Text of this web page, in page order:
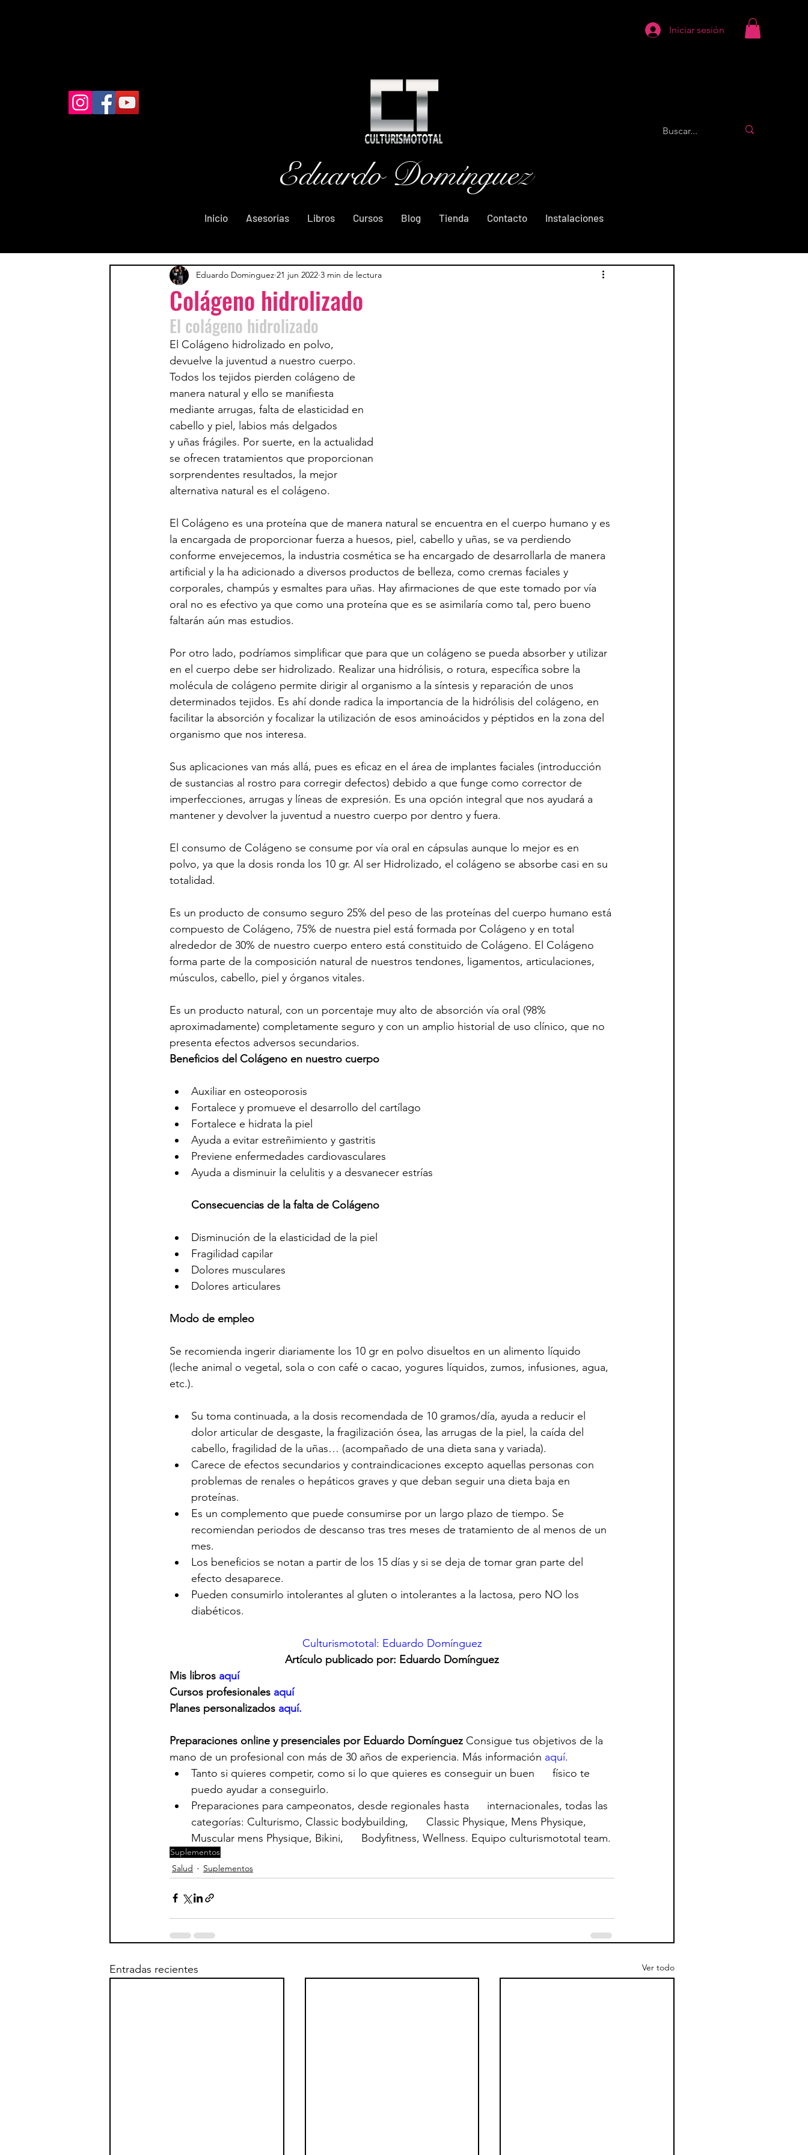
Iniciar sesión
Eduardo Domínguez
Inicio Asesorías Libros Cursos Blog Tienda Contacto Instalaciones
Colágeno hidrolizado
Eduardo Dominguez 21 jun 2022 3 min de lectura
El colágeno hidrolizado
El Colágeno hidrolizado en polvo,
devuelve la juventud a nuestro cuerpo.
Todos los tejidos pierden colágeno de
manera natural y ello se manifiesta
mediante arrugas, falta de elasticidad en
cabello y piel, labios más delgados
y uñas frágiles. Por suerte, en la actualidad
se ofrecen tratamientos que proporcionan
sorprendentes resultados, la mejor
alternativa natural es el colágeno.
El Colágeno es una proteína que de manera natural se encuentra en el cuerpo humano y es
la encargada de proporcionar fuerza a huesos, piel, cabello y uñas, se va perdiendo
conforme envejecemos, la industria cosmética se ha encargado de desarrollarla de manera
artificial y la ha adicionado a diversos productos de belleza, como cremas faciales y
corporales, champús y esmaltes para uñas. Hay afirmaciones de que este tomado por vía
oral no es efectivo ya que como una proteína que es se asimilaría como tal, pero bueno
faltarán aún mas estudios.
Por otro lado, podríamos simplificar que para que un colágeno se pueda absorber y utilizar
en el cuerpo debe ser hidrolizado. Realizar una hidrólisis, o rotura, específica sobre la
molécula de colágeno permite dirigir al organismo a la síntesis y reparación de unos
determinados tejidos. Es ahí donde radica la importancia de la hidrólisis del colágeno, en
facilitar la absorción y focalizar la utilización de esos aminoácidos y péptidos en la zona del
organismo que nos interesa.
Sus aplicaciones van más allá, pues es eficaz en el área de implantes faciales (introducción
de sustancias al rostro para corregir defectos) debido a que funge como corrector de
imperfecciones, arrugas y líneas de expresión. Es una opción integral que nos ayudará a
mantener y devolver la juventud a nuestro cuerpo por dentro y fuera.
El consumo de Colágeno se consume por vía oral en cápsulas aunque lo mejor es en
polvo, ya que la dosis ronda los 10 gr. Al ser Hidrolizado, el colágeno se absorbe casi en su
totalidad.
Es un producto de consumo seguro 25% del peso de las proteínas del cuerpo humano está
compuesto de Colágeno, 75% de nuestra piel está formada por Colágeno y en total
alrededor de 30% de nuestro cuerpo entero está constituido de Colágeno. El Colágeno
forma parte de la composición natural de nuestros tendones, ligamentos, articulaciones,
músculos, cabello, piel y órganos vitales.
Es un producto natural, con un porcentaje muy alto de absorción vía oral (98%
aproximadamente) completamente seguro y con un amplio historial de uso clínico, que no
presenta efectos adversos secundarios.
Beneficios del Colágeno en nuestro cuerpo
Auxiliar en osteoporosis
Fortalece y promueve el desarrollo del cartílago
Fortalece e hidrata la piel
Ayuda a evitar estreñimiento y gastritis
Previene enfermedades cardiovasculares
Ayuda a disminuir la celulitis y a desvanecer estrías
Consecuencias de la falta de Colágeno
Disminución de la elasticidad de la piel
Fragilidad capilar
Dolores musculares
Dolores articulares
Modo de empleo
Se recomienda ingerir diariamente los 10 gr en polvo disueltos en un alimento líquido
(leche animal o vegetal, sola o con café o cacao, yogures líquidos, zumos, infusiones, agua,
etc.).
Su toma continuada, a la dosis recomendada de 10 gramos/día, ayuda a reducir el
dolor articular de desgaste, la fragilización ósea, las arrugas de la piel, la caída del
cabello, fragilidad de la uñas… (acompañado de una dieta sana y variada).
Carece de efectos secundarios y contraindicaciones excepto aquellas personas con
problemas de renales o hepáticos graves y que deban seguir una dieta baja en
proteínas.
Es un complemento que puede consumirse por un largo plazo de tiempo. Se
recomiendan periodos de descanso tras tres meses de tratamiento de al menos de un
mes.
Los beneficios se notan a partir de los 15 días y si se deja de tomar gran parte del
efecto desaparece.
Pueden consumirlo intolerantes al gluten o intolerantes a la lactosa, pero NO los
diabéticos.
Culturismototal: Eduardo Domínguez
Artículo publicado por: Eduardo Domínguez
Mis libros aquí
Cursos profesionales aquí
Planes personalizados aquí.
Preparaciones online y presenciales por Eduardo Domínguez Consigue tus objetivos de la
mano de un profesional con más de 30 años de experiencia. Más información aquí.
Tanto si quieres competir, como si lo que quieres es conseguir un buen      físico te
puedo ayudar a conseguirlo.
Preparaciones para campeonatos, desde regionales hasta      internacionales, todas las
categorías: Culturismo, Classic bodybuilding,      Classic Physique, Mens Physique,
Muscular mens Physique, Bikini,      Bodyfitness, Wellness. Equipo culturismototal team.
Suplementos
Salud
Suplementos
Entradas recientes Ver todo